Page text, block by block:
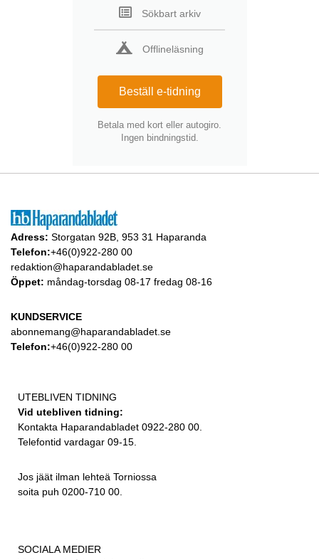
Sökbart arkiv
Offlineläsning
Beställ e-tidning
Betala med kort eller autogiro.
Ingen bindningstid.
Adress: Storgatan 92B, 953 31 Haparanda
Telefon:+46(0)922-280 00
redaktion@haparandabladet.se
Öppet: måndag-torsdag 08-17 fredag 08-16
KUNDSERVICE
abonnemang@haparandabladet.se
Telefon:+46(0)922-280 00
UTEBLIVEN TIDNING
Vid utebliven tidning:
Kontakta Haparandabladet 0922-280 00.
Telefontid vardagar 09-15.
Jos jäät ilman lehteä Torniossa
soita puh 0200-710 00.
SOCIALA MEDIER